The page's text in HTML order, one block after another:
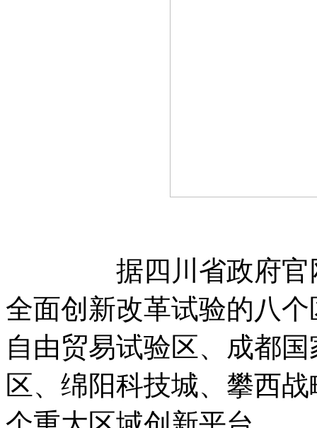
据四川省政府官网
全面创新改革试验的八
自由贸易试验区、成都
区、绵阳科技城、攀西